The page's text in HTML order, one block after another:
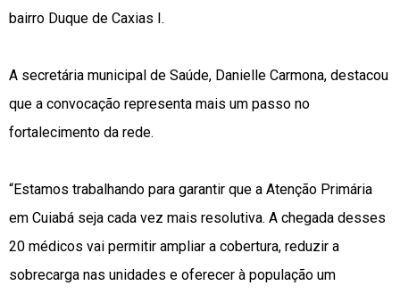
bairro Duque de Caxias I.
A secretária municipal de Saúde, Danielle Carmona, destacou
que a convocação representa mais um passo no
fortalecimento da rede.
“Estamos trabalhando para garantir que a Atenção Primária
em Cuiabá seja cada vez mais resolutiva. A chegada desses
20 médicos vai permitir ampliar a cobertura, reduzir a
sobrecarga nas unidades e oferecer à população um